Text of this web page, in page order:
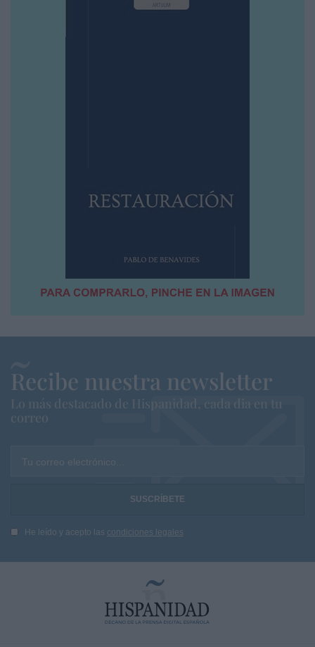
Recibe nuestra newsletter
Lo más destacado de Hispanidad, cada dia en tu
correo
Tu correo electrónico...
He leído y acepto las condiciones legales